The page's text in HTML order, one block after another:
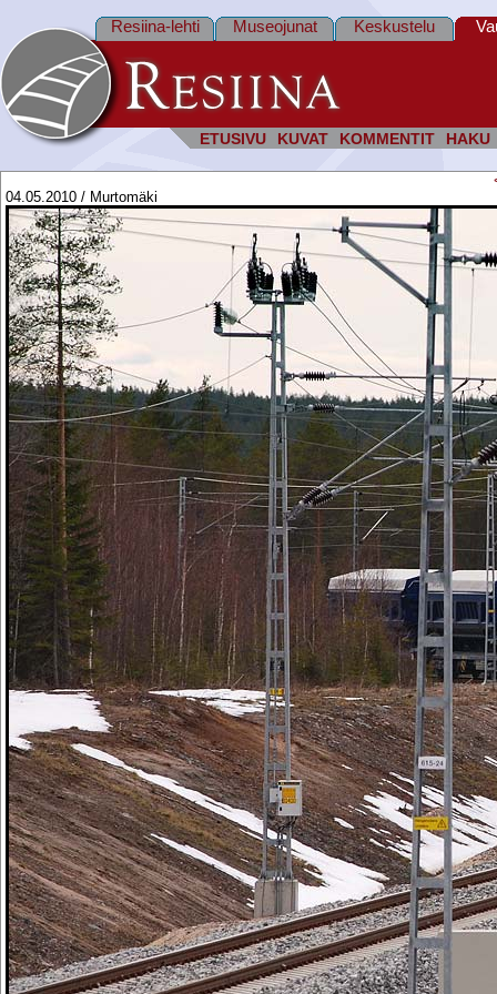
ETUSIVU KUVAT KOMMENTIT HAKU
Resiina-lehti Museojunat Keskustelu
04.05.2010 / Murtomäki